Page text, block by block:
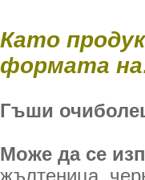
Като
формата
Гъши
Може да се